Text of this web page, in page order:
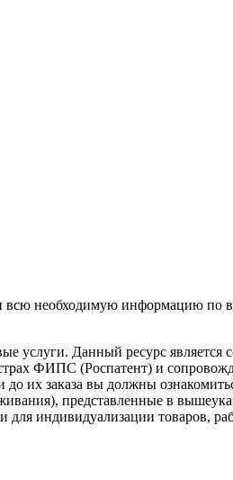
необходимую информацию по
Данный ресурс является
ФИПС (Роспатент) и
их заказа вы должны
представленные в
индивидуализации товаров,